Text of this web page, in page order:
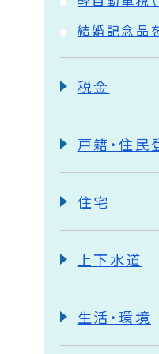
結婚記念品
税金
戸籍・住民
住宅
上下水道
生活・環境